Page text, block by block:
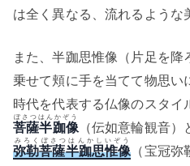
は全く異なる、流れるような
また、半跏思惟像（片足を降
乗せて頬に手を当てて物思い
時代を代表する仏像のスタイ
菩薩半跏像
ぼさつはんかぞう
（伝如意輪観音）
弥勒菩薩半跏思惟像
みろくぼさつはんかしいぞう
（宝冠